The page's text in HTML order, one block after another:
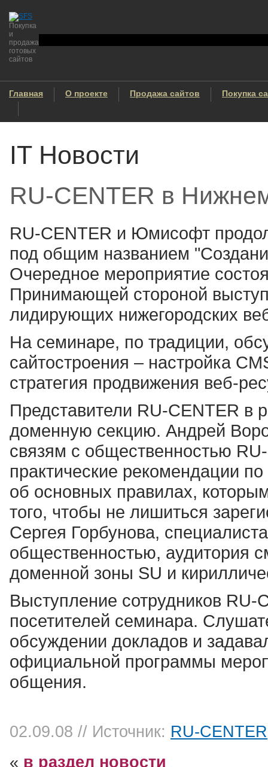
Покупка
и
продажа
готовых
сайтов
Главная О проекте Продажа сайтов Покупка
IT Новости
RU-CENTER в
RU-CENTER и Юмисофт
под общим названием
Очередное мероприятие
Принимающей стороной
лидирующих нижегородских
На семинаре, по традиции,
сайтостроения – настройка
стратегия продвижения веб-
Представители RU-CENTER в
доменную секцию. Андрей
связям с общественностью
практические рекомендации
об основных правилах,
того, чтобы не лишиться
Сергея Горбунова,
общественностью, аудитория
доменной зоны SU и
Выступление сотрудников
посетителей семинара.
обсуждении докладов и
официальной программы
общения.
02.09.08 // Источник: RU-CENTER
« в раздел новости